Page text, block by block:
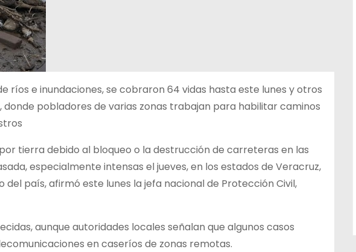
ríos e inundaciones, se cobraron 64 vidas hasta este lunes y otros
pobladores de varias zonas trabajan para habilitar caminos
tierra debido al bloqueo o la destrucción de carreteras en las
especialmente intensas el jueves, en los estados de Veracruz,
país, afirmó este lunes la jefa nacional de Protección Civil,
aunque autoridades locales señalan que algunos casos
en caseríos de zonas remotas.